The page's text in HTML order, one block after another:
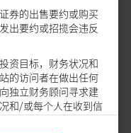
券的出售要约或购买
出要约或招揽会违反
资目标，财务状况和
的访问者在做出任何
独立财务顾问寻求建
和/或每个人在收到信
行投资和/或任何购